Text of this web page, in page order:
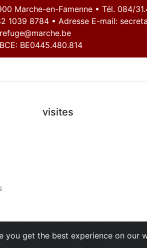
Marche-en-Famenne • Tél. 084/
1039 8784 • Adresse E-mail:
refuge@marche.be
BE0445.480.814
visites
you get the best experience on our